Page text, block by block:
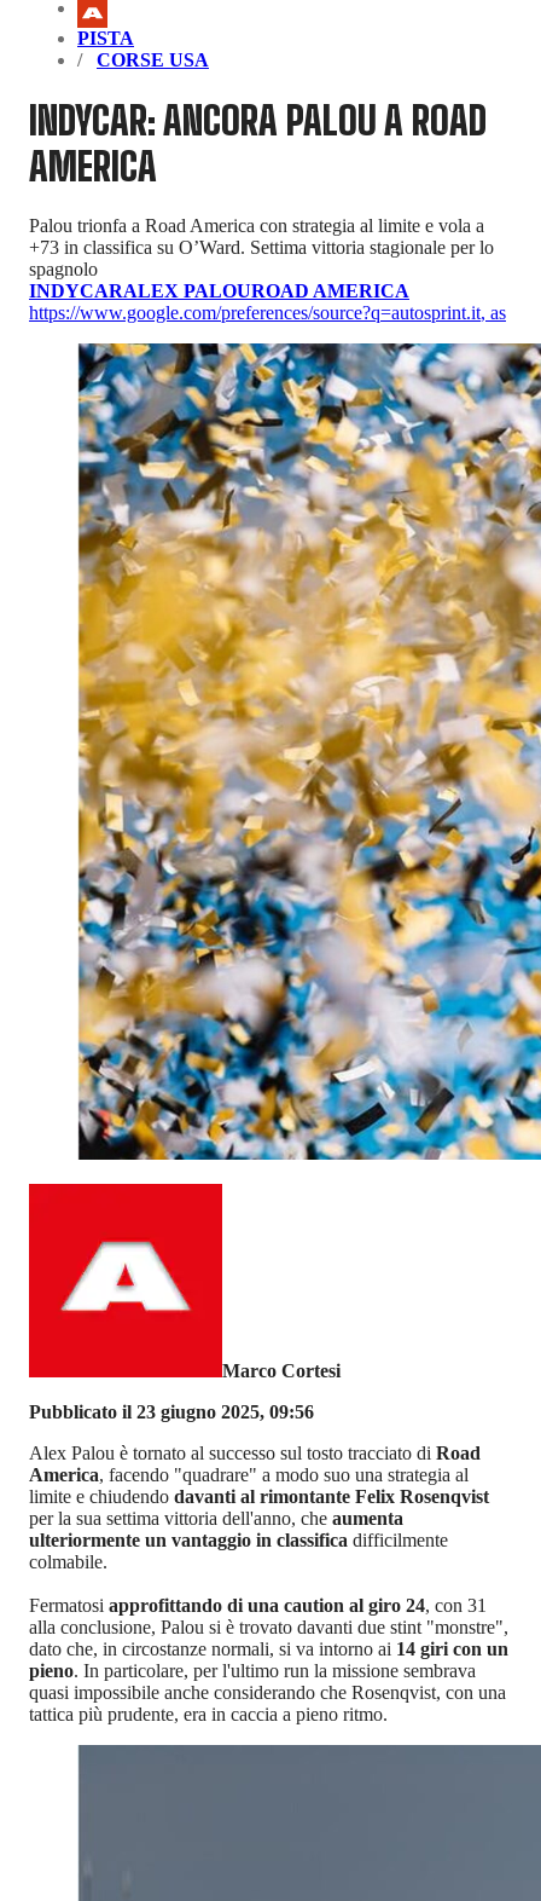
PISTA
CORSE USA
INDYCAR: ANCORA PALOU A ROAD
AMERICA
Palou trionfa a Road America con strategia al limite e vola a
+73 in classifica su O’Ward. Settima vittoria stagionale per lo
spagnolo
INDYCARALEX PALOUROAD AMERICA
https://www.google.com/preferences/source?q=autosprint.it, as
Marco Cortesi
Pubblicato il 23 giugno 2025, 09:56
Alex Palou è tornato al successo sul tosto tracciato di Road
America, facendo "quadrare" a modo suo una strategia al
limite e chiudendo davanti al rimontante Felix Rosenqvist
per la sua settima vittoria dell'anno, che aumenta
ulteriormente un vantaggio in classifica difficilmente
colmabile.
Fermatosi approfittando di una caution al giro 24, con 31
alla conclusione, Palou si è trovato davanti due stint "monstre",
dato che, in circostanze normali, si va intorno ai 14 giri con un
pieno. In particolare, per l'ultimo run la missione sembrava
quasi impossibile anche considerando che Rosenqvist, con una
tattica più prudente, era in caccia a pieno ritmo.